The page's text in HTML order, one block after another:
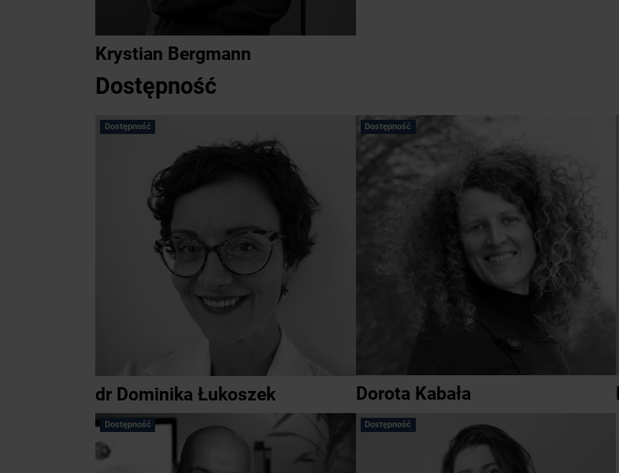
Krystian Bergmann
Dostępność
Dostępność
dr Dominika Łukoszek
Dostępność
Dorota Kabała
Dostępność Dostępność